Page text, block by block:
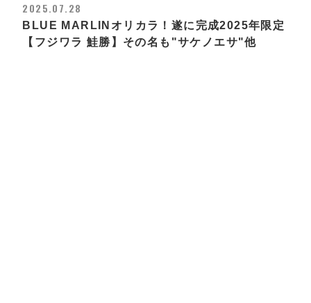
2025.07.28
BLUE MARLINオリカラ！遂に完成2025年限定
【フジワラ 鮭勝】その名も"サケノエサ"他